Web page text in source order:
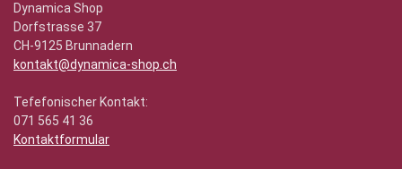
Dynamica Shop
Dorfstrasse 37
CH-9125 Brunnadern
kontakt@dynamica-shop.ch
Tefefonischer Kontakt:
071 565 41 36
Kontaktformular